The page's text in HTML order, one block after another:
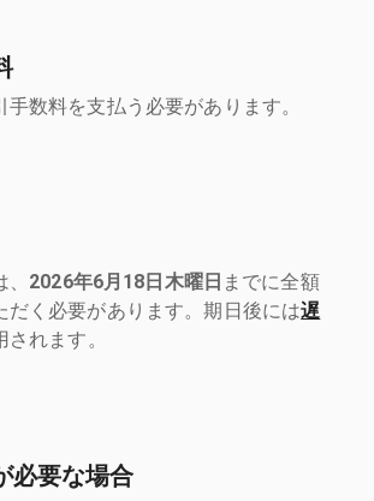
手数料を支払う必要があります。
2026年6月18日木曜日 までに全額
だく必要があります。期日後には遅
されます。
必要な場合